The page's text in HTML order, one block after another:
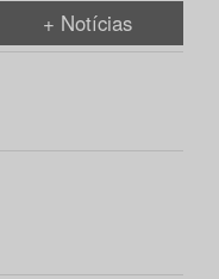
+ Notícias